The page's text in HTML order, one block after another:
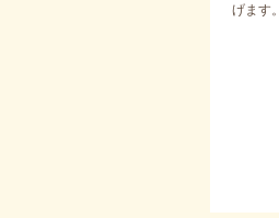
げます。